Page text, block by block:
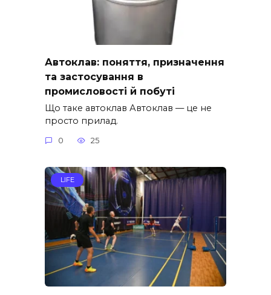
Автоклав: поняття, призначення
та застосування в
промисловості й побуті
Що таке автоклав Автоклав — це не
просто прилад.
0 25
LIFE